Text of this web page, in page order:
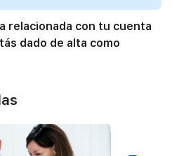
relacionada con tu cuenta
dado de alta como